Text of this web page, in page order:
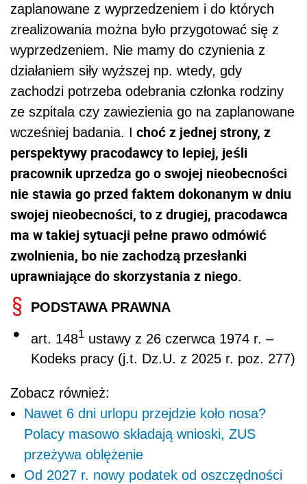
zaplanowane z wyprzedzeniem i do których
zrealizowania można było przygotować się z
wyprzedzeniem. Nie mamy do czynienia z
działaniem siły wyższej np. wtedy, gdy
zachodzi potrzeba odebrania członka rodziny
ze szpitala czy zawiezienia go na zaplanowane
wcześniej badania. I choć z jednej strony, z
perspektywy pracodawcy to lepiej, jeśli
pracownik uprzedza go o swojej nieobecności
nie stawia go przed faktem dokonanym w dniu
swojej nieobecności, to z drugiej, pracodawca
ma w takiej sytuacji pełne prawo odmówić
zwolnienia, bo nie zachodzą przesłanki
uprawniające do skorzystania z niego.
PODSTAWA PRAWNA
art. 1481 ustawy z 26 czerwca 1974 r. –
Kodeks pracy (j.t. Dz.U. z 2025 r. poz. 277)
Zobacz również:
Nawet 6 dni urlopu przejdzie koło nosa?
Polacy masowo składają wnioski, ZUS
przeżywa oblężenie
Od 2027 r. nowy podatek od oszczędności